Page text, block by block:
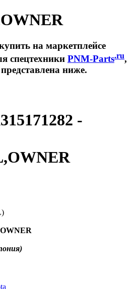
на маркетплейсе
спецтехники PNM-Parts.ru,
ниже.
-